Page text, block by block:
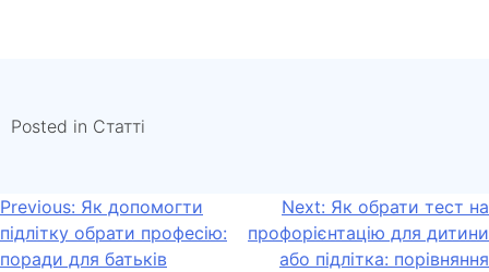
Posted in Статті
Навігація
записів
Previous: Як допомогти
підлітку обрати професію:
поради для батьків
Next: Як обрати тест на
профорієнтацію для дитини
або підлітка: порівняння